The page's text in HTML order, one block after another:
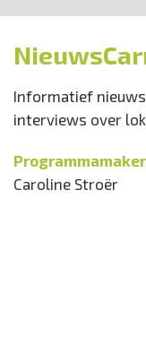
Informatief
interviews over
Caroline Stroër